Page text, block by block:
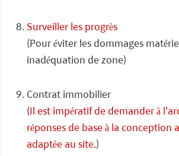
Surveiller les progrès
(Pour éviter les dommages
inadéquation de zone)
Contrat immobilier
(Il est impératif de demander à
réponses de base à la conception
adaptée au site.)